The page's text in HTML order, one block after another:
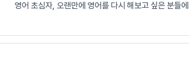
영어 초심자, 오랜만에 영어를 다시 해보고 싶은 분들